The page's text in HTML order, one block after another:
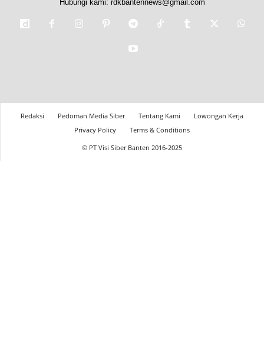
Hubungi kami: rdkbantennews@gmail.com
Redaksi Pedoman Media Siber Tentang Kami
Lowongan Kerja
Privacy Policy
Terms & Conditions
© PT Visi Siber Banten 2016-2025